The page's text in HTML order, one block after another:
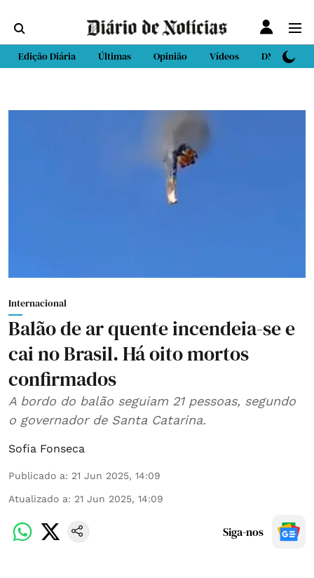
Edição Diária Últimas Opinião Vídeos DN Sport
Internacional
Balão de ar quente incendeia-se e
cai no Brasil. Há oito mortos
confirmados
A bordo do balão seguiam 21 pessoas, segundo
o governador de Santa Catarina.
Sofia Fonseca
Publicado a: 21 Jun 2025, 14:09
Atualizado a: 21 Jun 2025, 14:09
Siga-nos